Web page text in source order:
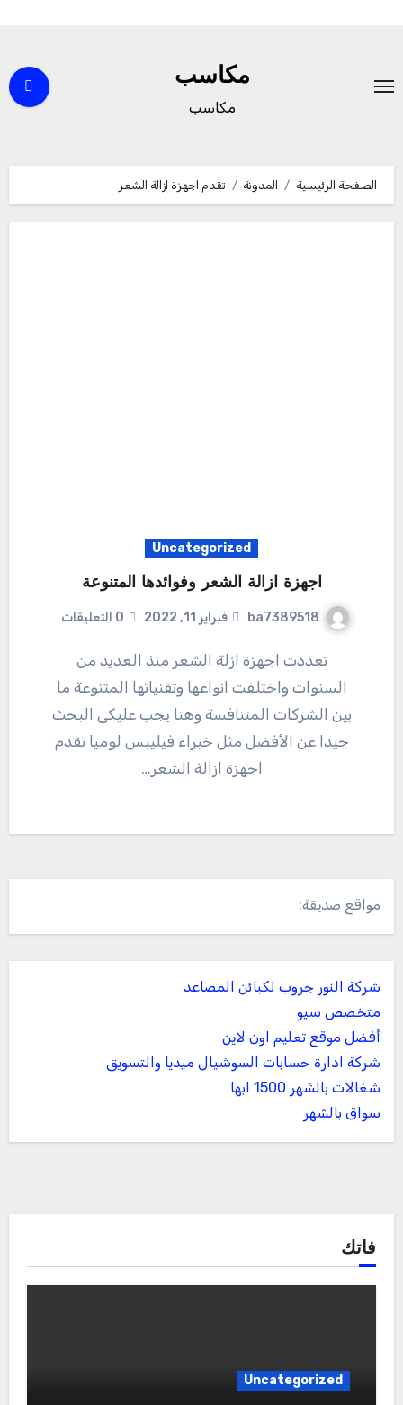
المحتوى
مكاسب
مكاسب
الصفحة الرئيسية المدونة تقدم اجهزة ازالة الشعر
Uncategorized
اجهزة ازالة الشعر وفوائدها المتنوعة
ba7389518 فبراير 11, 2022 0 التعليقات
تعددت اجهزة ازلة الشعر منذ العديد من
السنوات واختلفت انواعها وتقنياتها المتنوعة ما
بين الشركات المتنافسة وهنا يجب عليكى البحث
جيدا عن الأفضل مثل خبراء فيليبس لوميا تقدم
اجهزة ازالة الشعر…
مواقع صديقة:
شركة النور جروب لكبائن المصاعد
متخصص سيو
أفضل موقع تعليم اون لاين
شركة ادارة حسابات السوشيال ميديا والتسويق
شغالات بالشهر 1500 ابها
سواق بالشهر
فاتك
Uncategorized